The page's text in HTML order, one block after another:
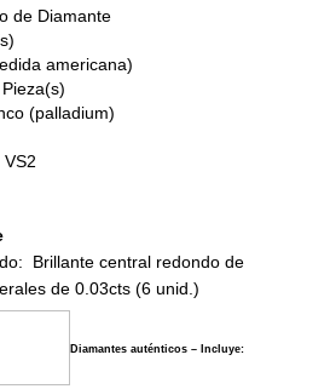
de Diamante
americana)
(palladium)
Brillante central redondo de
de 0.03cts (6 unid.)
Diamantes auténticos – Incluye: